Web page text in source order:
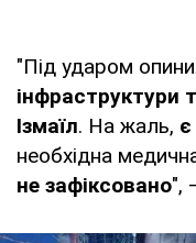
"Під ударом
інфраструктури
Ізмаїл. На жаль,
необхідна
не зафіксовано",